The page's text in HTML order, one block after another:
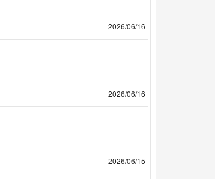
2026/06/16
2026/06/16
2026/06/15